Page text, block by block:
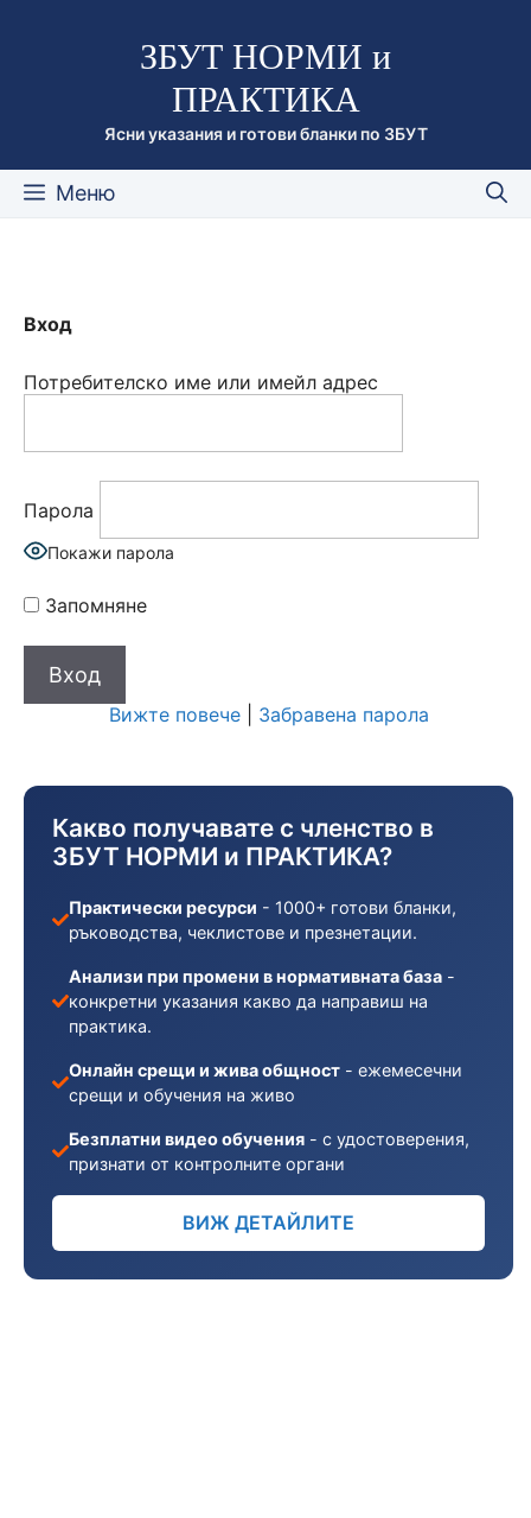
съдържаниетоЗБУТ НОРМИ и
ПРАКТИКА
Ясни указания и готови бланки по ЗБУТ
Меню
Вход
Потребителско име или имейл адрес
Парола
Покажи парола
Запомняне
Вижте повече| Забравена парола
Какво получавате с членство в
ЗБУТ НОРМИ и ПРАКТИКА?
Практически ресурси - 1000+ готови бланки,
ръководства, чеклистове и презнетации.
Анализи при промени в нормативната база -
конкретни указания какво да направиш на
практика.
Онлайн срещи и жива общност - ежемесечни
срещи и обучения на живо
Безплатни видео обучения - с удостоверения,
признати от контролните органи
ВИЖ ДЕТАЙЛИТЕ